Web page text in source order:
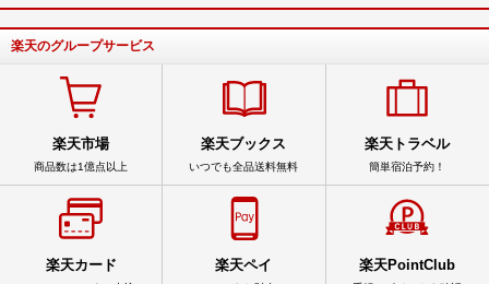
楽天のグループサービス
楽天市場
商品数は1億点以上
楽天ブックス
いつでも全品送料無料
楽天トラベル
簡単宿泊予約！
楽天カード 楽天ペイ 楽天PointClub